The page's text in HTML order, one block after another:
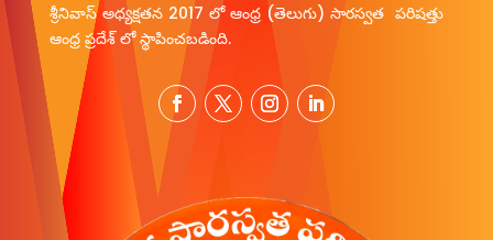
శ్రీనివాస్ అధ్యక్షతన 2017 లో ఆంధ్ర (తెలుగు) సారస్వత పరిషత్తు
ఆంధ్ర ప్రదేశ్ లో స్థాపించబడింది.